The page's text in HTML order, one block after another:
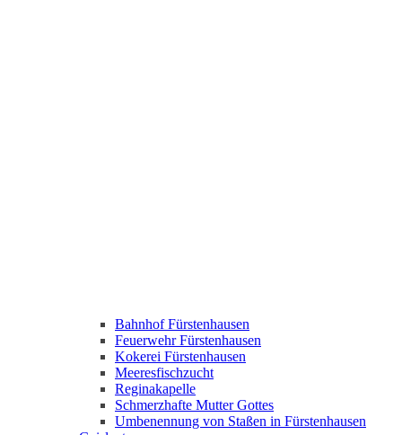
Bahnhof Fürstenhausen
Feuerwehr Fürstenhausen
Kokerei Fürstenhausen
Meeresfischzucht
Reginakapelle
Schmerzhafte Mutter Gottes
Umbenennung von Staßen in Fürstenhausen